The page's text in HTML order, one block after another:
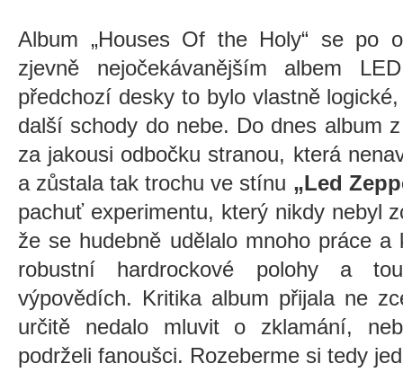
Album „Houses Of the Holy“ se po
zjevně nejočekávanějším albem
předchozí desky to bylo vlastně
další schody do nebe. Do dnes album
za jakousi odbočku stranou, která
a zůstala tak trochu ve stínu „Led
pachuť experimentu, který nikdy nebyl
že se hudebně udělalo mnoho práce
robustní hardrockové polohy a
výpovědích. Kritika album přijala ne
určitě nedalo mluvit o zklamání,
podrželi fanoušci. Rozeberme si tedy